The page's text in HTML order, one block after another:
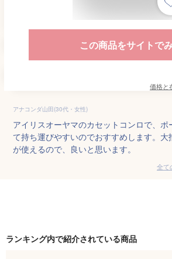
この商品をサイトで
価格と
アナコンダ山田(30代・女性)
アイリスオーヤマのカセットコンロで、ポ
て持ち運びやすいのでおすすめします。
が使えるので、良いと思います。
全て
ランキング内で紹介されている商品